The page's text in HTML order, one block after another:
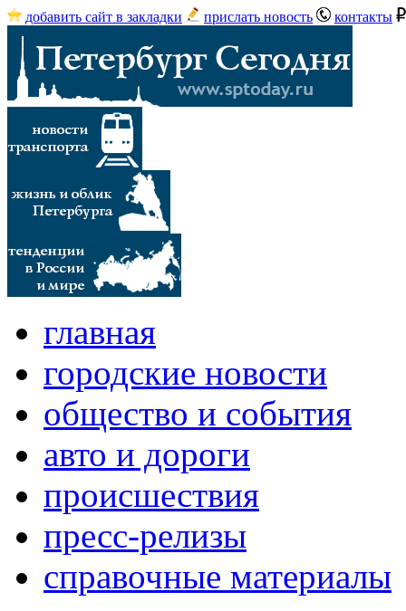
добавить сайт в закладки прислать новость контакты
главная
городские новости
общество и события
авто и дороги
происшествия
пресс-релизы
справочные материалы